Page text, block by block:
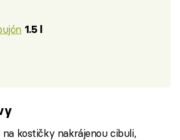
1.5 l
kostičky nakrájenou cibuli,